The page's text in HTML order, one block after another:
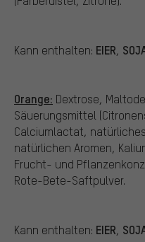
Kann enthalten: EIER,
Orange: Dextrose,
Säuerungsmittel
Calciumlactat,
natürlichen Aromen,
Frucht- und
Rote-Bete-Saftpulver.
Kann enthalten: EIER,